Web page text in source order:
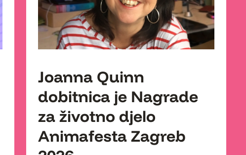
Joanna Quinn
dobitnica je Nagrade
za životno djelo
Animafesta Zagreb